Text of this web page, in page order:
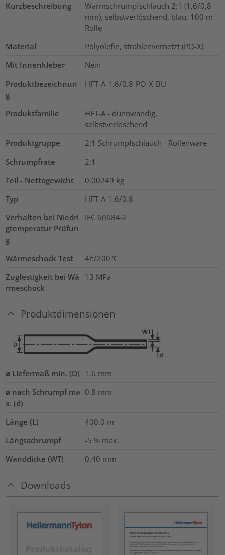
Kurzbeschreibung
Warmschrumpfschlauch 2:1 (1,6/0,8
mm), selbstverlöschend, blau, 100 m
Rolle
Material
Polyolefin, strahlenvernetzt (PO-X)
Mit Innenkleber
Nein
Produktbezeichnun
g
HFT-A-1.6/0.8-PO-X-BU
Produktfamilie
HFT-A - dünnwandig,
selbstverlöschend
Produktgruppe
2:1 Schrumpfschlauch - Rollenware
Schrumpfrate
2:1
Teil - Nettogewicht
0.00249 kg
Typ
HFT-A-1.6/0.8
Verhalten bei Niedri
gtemperatur Prüfun
g
IEC 60684-2
Wärmeschock Test
4h/200°C
Zugfestigkeit bei Wä
rmeschock
13 MPa
Produktdimensionen
⌀ Liefermaß min. (D) 1.6 mm
⌀ nach Schrumpf ma
x. (d)
0.8 mm
Länge (L) 400.0 m
Längsschrumpf
-5 % max.
Wanddicke (WT)
0.40 mm
Downloads